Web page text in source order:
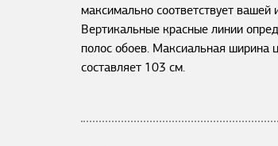
максимально соответствует вашей
Вертикальные красные линии
полос обоев. Максиальная ширина
составляет 103 см.